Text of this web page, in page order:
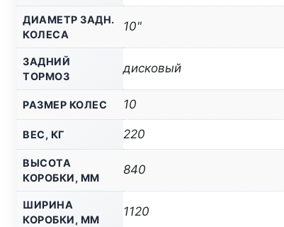
ДИАМЕТР ЗАДН.
КОЛЕСА
10"
ЗАДНИЙ
ТОРМОЗ
дисковый
РАЗМЕР КОЛЕС 10
ВЕС, КГ 220
ВЫСОТА
КОРОБКИ, ММ
840
ШИРИНА
КОРОБКИ, ММ
1120